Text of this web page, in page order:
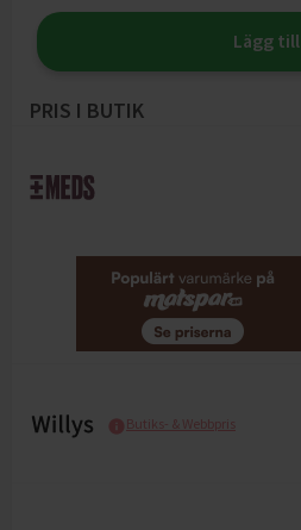
Lägg till
PRIS I BUTIK
Butiks- & Webbpris